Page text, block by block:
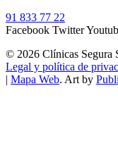
91 833 77 22
Facebook Twitter
© 2026 Clínicas Segura
Legal y política de
| Mapa Web. Art by